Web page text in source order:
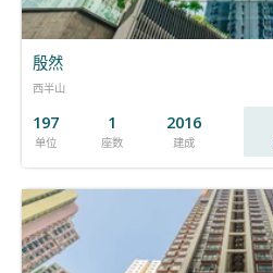
殷然
西半山
197
单位
1
座数
2016
建成